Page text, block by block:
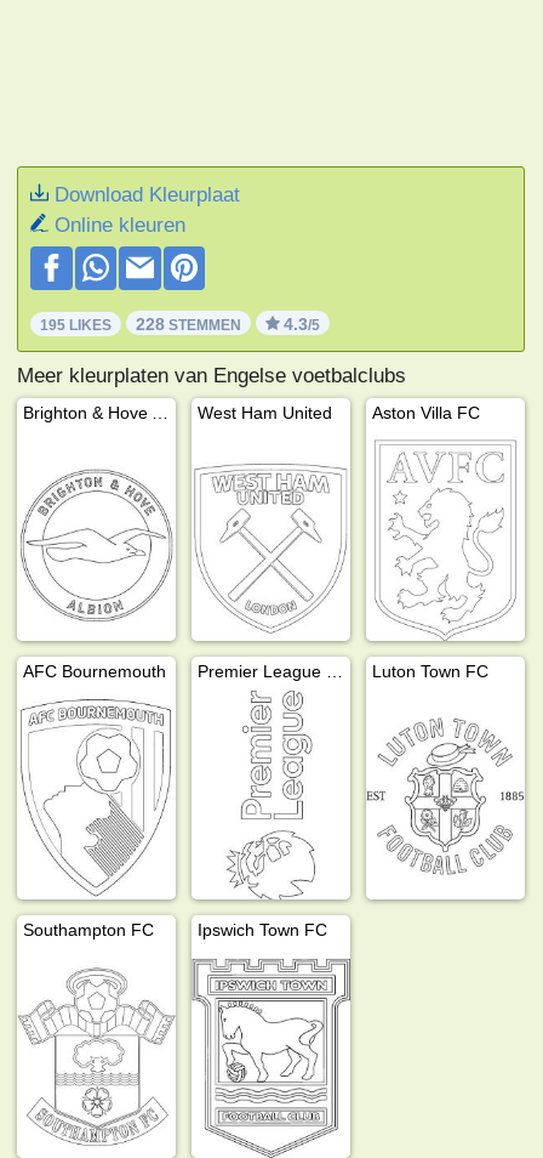
Download Kleurplaat
Online kleuren
195 LIKES 228 STEMMEN 4.3/5
Meer kleurplaten van Engelse voetbalclubs
West Ham United Aston Villa FC
AFC Bournemouth Luton Town FC
Southampton FC Ipswich Town FC